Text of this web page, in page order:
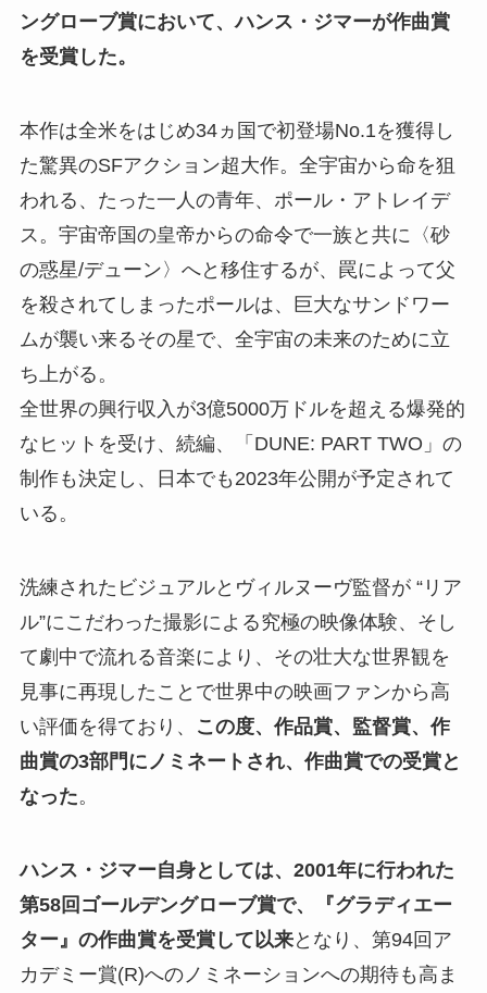
ングローブ賞において、ハンス・ジマーが作曲賞
を受賞した。
本作は全米をはじめ34ヵ国で初登場No.1を獲得し
た驚異のSFアクション超大作。全宇宙から命を狙
われる、たった一人の青年、ポール・アトレイデ
ス。宇宙帝国の皇帝からの命令で一族と共に〈砂
の惑星/デューン〉へと移住するが、罠によって父
を殺されてしまったポールは、巨大なサンドワー
ムが襲い来るその星で、全宇宙の未来のために立
ち上がる。
全世界の興行収入が3億5000万ドルを超える爆発的
なヒットを受け、続編、「DUNE: PART TWO」の
制作も決定し、日本でも2023年公開が予定されて
いる。
洗練されたビジュアルとヴィルヌーヴ監督が “リア
ル”にこだわった撮影による究極の映像体験、そし
て劇中で流れる音楽により、その壮大な世界観を
見事に再現したことで世界中の映画ファンから高
い評価を得ており、
この度、作品賞、監督賞、作
曲賞の3部門にノミネートされ、作曲賞での受賞と
なった。
ハンス・ジマー自身としては、2001年に行われた
第58回ゴールデングローブ賞で、『グラディエー
ター』の作曲賞を受賞して以来となり、第94回ア
カデミー賞(R)へのノミネーションへの期待も高ま